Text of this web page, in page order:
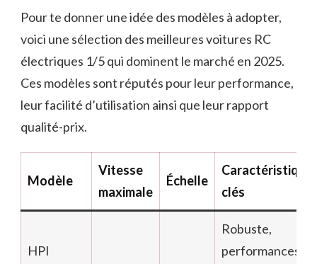
Pour te donner une idée des modèles à adopter,
voici une sélection des meilleures voitures RC
électriques 1/5 qui dominent le marché en 2025.
Ces modèles sont réputés pour leur performance,
leur facilité d’utilisation ainsi que leur rapport
qualité-prix.
Modèle
Vitesse
maximale
Échelle
clés
HPI
Robuste,
performances